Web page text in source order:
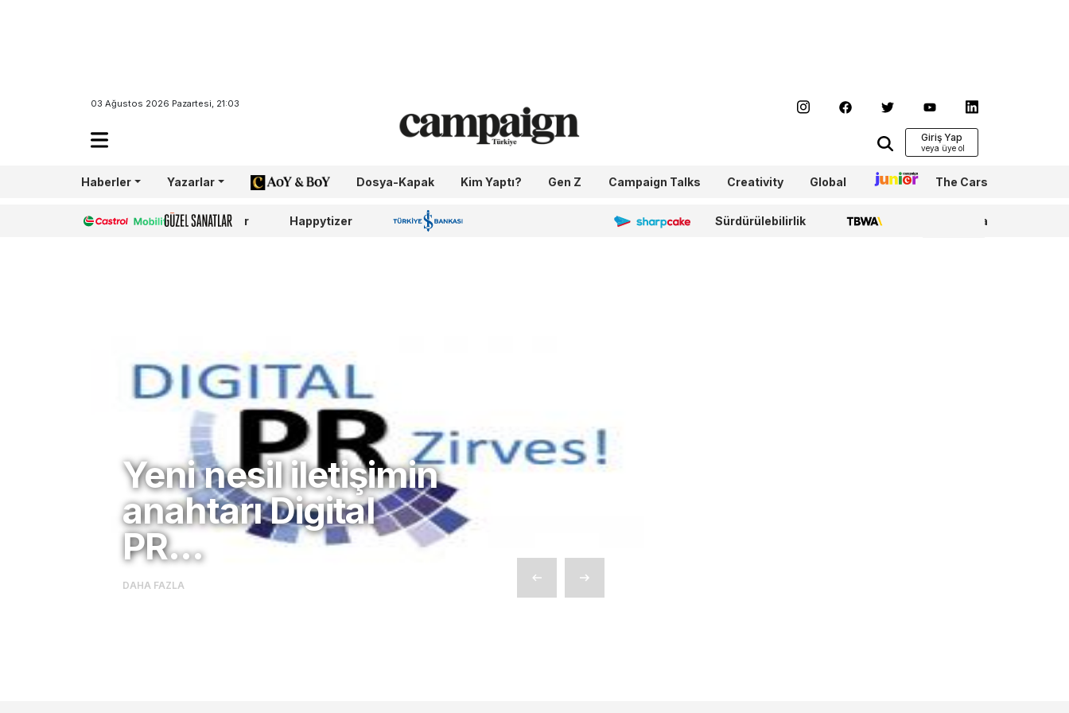
03 Ağustos 2026 Pazartesi, 21:03
Giriş Yap
Haberler Yazarlar AoY/BoY Dosya-Kapak Kim Yaptı? Gen Z Campaign Talks Creativity Global Junior The Cars
Castrol Güzel Sanatlar Happytizer İş Bankası 100.Yıl Sharpcake Sürdürülebilirlik TBWA WPP Media
Yeni nesil iletişimin
anahtarı Digital
PR…
DAHA FAZLA